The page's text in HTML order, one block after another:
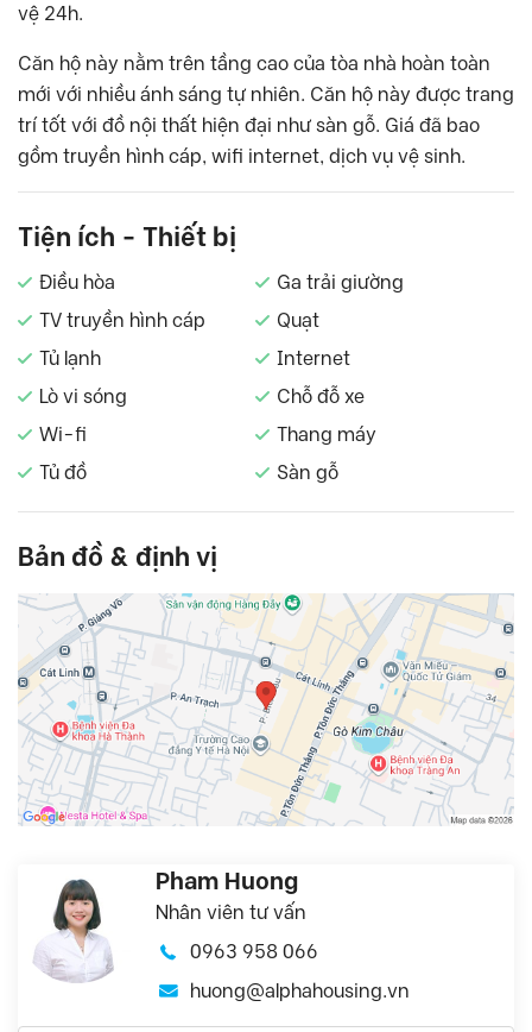
vệ 24h.
Căn hộ này nằm trên tầng cao của tòa nhà hoàn toàn
mới với nhiều ánh sáng tự nhiên. Căn hộ này được trang
trí tốt với đồ nội thất hiện đại như sàn gỗ. Giá đã bao
gồm truyền hình cáp, wifi internet, dịch vụ vệ sinh.
Tiện ích - Thiết bị
Điều hòa
Ga trải giường
TV truyền hình cáp
Quạt
Tủ lạnh
Internet
Lò vi sóng
Chỗ đỗ xe
Wi-fi
Thang máy
Tủ đồ
Sàn gỗ
Bản đồ & định vị
Pham Huong
Nhân viên tư vấn
0963 958 066
huong@alphahousing.vn